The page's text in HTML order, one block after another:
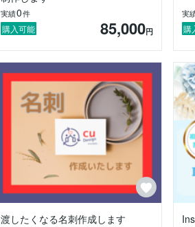
▷▶▷こんな方にオススメ
・専門用語がわからなくてプロに頼みづ
・どんな風に頼めばいいかわからない
・なんとなくデザインを考えているけど
ぜひぜひ！お任せください！！！
私もWebデザインを始めるまでは、普
わからない！を一緒に解消して、唯一
こんな私ですが、応援してくださると
ご相談やお見積りは無料でさせていた
メッセージからお問い合わせください！
ここまで読んでくださり、ありがとう
実績0件
購入可能 85,000円
実
購
渡したくなる名刺作成します